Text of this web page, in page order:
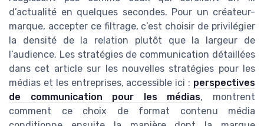
d’actualité en quelques secondes. Pour un créateur-
marque, accepter ce filtrage, c’est choisir de privilégier
la densité de la relation plutôt que la largeur de
l’audience. Les stratégies de communication détaillées
dans cet article sur les nouvelles stratégies pour les
médias et les entreprises, accessible ici : perspectives
de communication pour les médias, montrent
comment ce choix de format contenu média